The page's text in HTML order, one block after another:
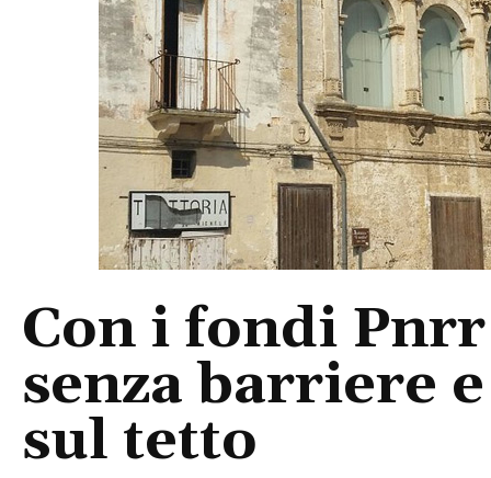
Con i fondi
senza barriere
sul tetto